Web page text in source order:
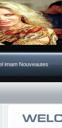
imam Nouveautes